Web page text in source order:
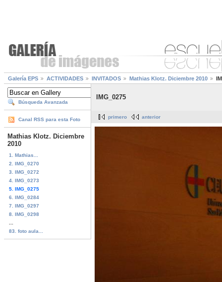
Galería EPS ACTIVIDADES INVITADOS Mathias Klotz. Diciembre 2010
Búsqueda Avanzada
Canal RSS para esta Foto
Mathias Klotz. Diciembre
2010
1. Mathias...
2. IMG_0270
3. IMG_0272
4. IMG_0273
5. IMG_0275
6. IMG_0284
7. IMG_0297
8. IMG_0298
83. foto aula...
IMG_0275
primero anterior